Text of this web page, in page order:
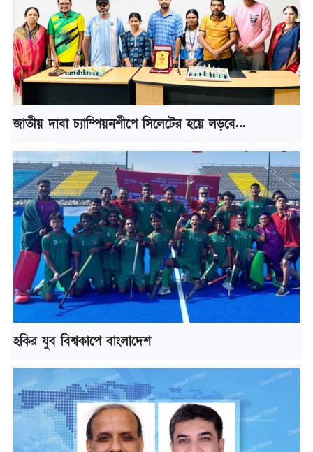
জাতীয় দাবা চ্যাম্পিয়নশীপে সিলেটের হয়ে লড়বে...
হকির যুব বিশ্বকাপে বাংলাদেশ